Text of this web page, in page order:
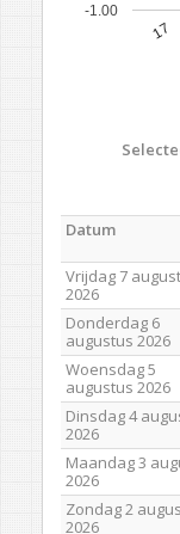
17
-1.00
Datum
Vrijdag 7
2026
Donderdag 6
augustus 2026
Woensdag 5
augustus 2026
Dinsdag 4
2026
Maandag 3
2026
Zondag 2
2026